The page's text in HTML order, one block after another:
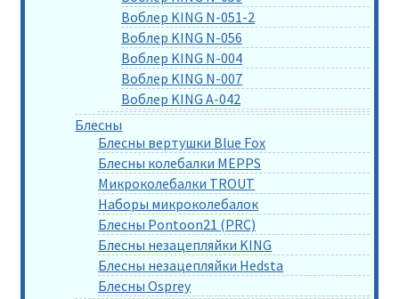
Воблер KING N-051-2
Воблер KING N-056
Воблер KING N-004
Воблер KING N-007
Воблер KING A-042
Блесны
Блесны вертушки Blue Fox
Блесны колебалки MEPPS
Микроколебалки TROUT
Наборы микроколебалок
Блесны Pontoon21 (PRC)
Блесны незацепляйки KING
Блесны незацепляйки Hedsta
Блесны Osprey